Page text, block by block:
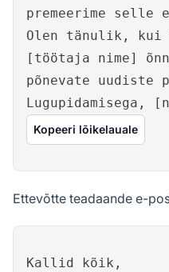
premeerime selle
Olen tänulik, kui
[töötaja nime]
põnevate uudiste
Lugupidamisega,
Kopeeri lõikelauale
Ettevõtte teadaande e-
Kallid kõik,